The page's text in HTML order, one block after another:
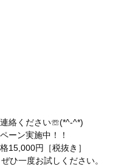
絡ください☏(*^-^*)
ーン実施中！！
15,000円［税抜き］
ひ一度お試しください。